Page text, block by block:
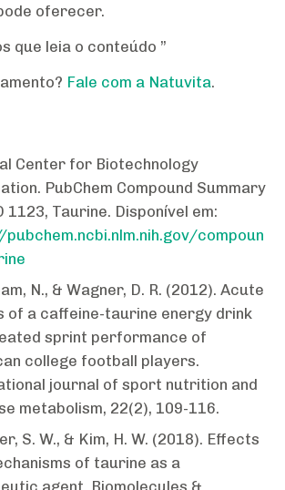
oferecer.
que leia o conteúdo ”
Fale com a Natuvita.
Center for Biotechnology
PubChem Compound Summary
1123, Taurine. Disponível em:
compoun
N., & Wagner, D. R. (2012). Acute
of a caffeine-taurine energy drink
sprint performance of
college football players.
journal of sport nutrition and
metabolism, 22(2), 109-116.
S. W., & Kim, H. W. (2018). Effects
of taurine as a